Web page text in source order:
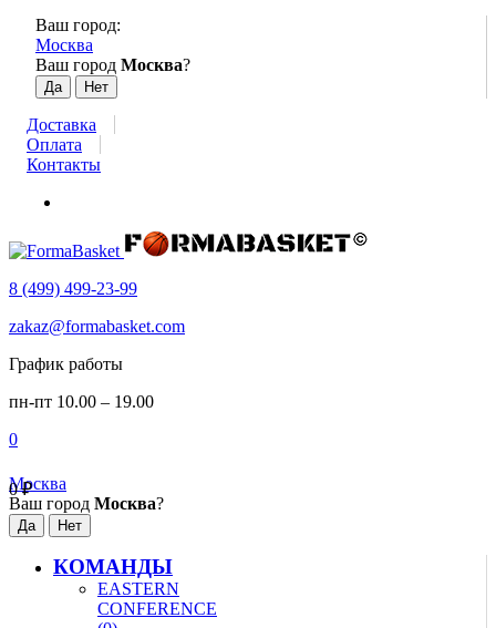
Ваш город:
Москва
Ваш город Москва?
Доставка
Оплата
Контакты
8 (499) 499-23-99
zakaz@formabasket.com
График работы
пн-пт 10.00 – 19.00
0
0₽
Москва
Ваш город Москва?
КОМАНДЫ
EASTERN
CONFERENCE